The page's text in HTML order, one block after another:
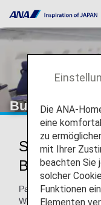
Business
Services für
Business
Passagiere der
Weltklasse-Service.
Die ANA-
eine
zu
mit Ihrer
beachten Sie
solcher
Funktionen
Elementen